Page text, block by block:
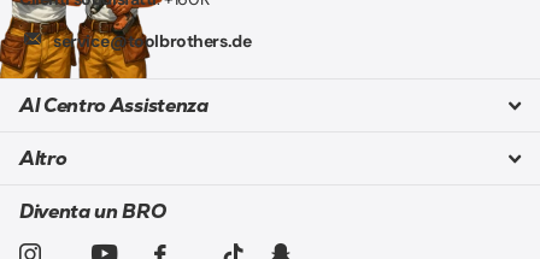
service@toolbrothers.de
Al Centro Assistenza
Altro
Diventa un BRO